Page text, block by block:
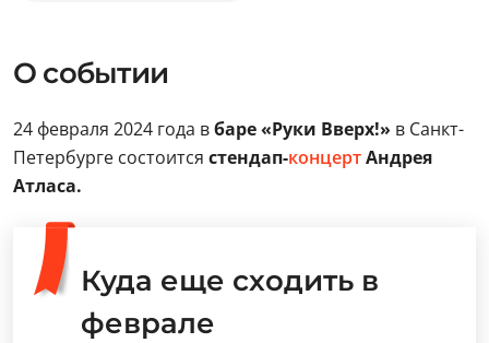
О событии
24 февраля 2024 года вбаре «Руки Вверх!» в Санкт-
Петербурге состоится стендап-концертАндрея
Атласа.
Куда еще сходить в
феврале